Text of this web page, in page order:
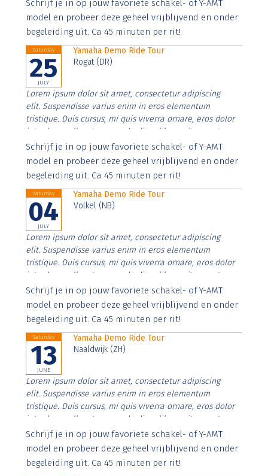
imperdiet. Nunc ut sem vitae risus tristique posuere.
Schrijf je in op jouw favoriete schakel- of Y-AMT
model en probeer deze geheel vrijblijvend en onder
begeleiding uit. Ca 45 minuten per rit!
Saturday
25
JULY
Yamaha Demo Ride Tour
Rogat (DR)
Lorem ipsum dolor sit amet, consectetur adipiscing
elit. Suspendisse varius enim in eros elementum
tristique. Duis cursus, mi quis viverra ornare, eros dolor
interdum nulla, ut commodo diam libero vitae erat.
Aenean faucibus nibh et justo cursus id rutrum lorem
imperdiet. Nunc ut sem vitae risus tristique posuere.
Schrijf je in op jouw favoriete schakel- of Y-AMT
model en probeer deze geheel vrijblijvend en onder
begeleiding uit. Ca 45 minuten per rit!
Saturday
04
JULY
Yamaha Demo Ride Tour
Volkel (NB)
Lorem ipsum dolor sit amet, consectetur adipiscing
elit. Suspendisse varius enim in eros elementum
tristique. Duis cursus, mi quis viverra ornare, eros dolor
interdum nulla, ut commodo diam libero vitae erat.
Aenean faucibus nibh et justo cursus id rutrum lorem
imperdiet. Nunc ut sem vitae risus tristique posuere.
Schrijf je in op jouw favoriete schakel- of Y-AMT
model en probeer deze geheel vrijblijvend en onder
begeleiding uit. Ca 45 minuten per rit!
Saturday
13
JUNE
Yamaha Demo Ride Tour
Naaldwijk (ZH)
Lorem ipsum dolor sit amet, consectetur adipiscing
elit. Suspendisse varius enim in eros elementum
tristique. Duis cursus, mi quis viverra ornare, eros dolor
interdum nulla, ut commodo diam libero vitae erat.
Aenean faucibus nibh et justo cursus id rutrum lorem
imperdiet. Nunc ut sem vitae risus tristique posuere.
Schrijf je in op jouw favoriete schakel- of Y-AMT
model en probeer deze geheel vrijblijvend en onder
begeleiding uit. Ca 45 minuten per rit!